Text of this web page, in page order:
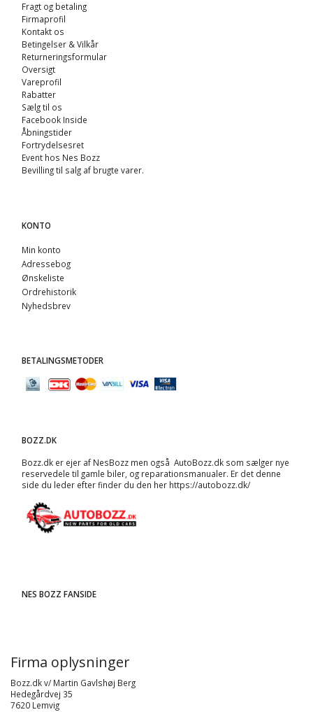
Fragt og betaling
Firmaprofil
Kontakt os
Betingelser & Vilkår
Returneringsformular
Oversigt
Vareprofil
Rabatter
Sælg til os
Facebook Inside
Åbningstider
Fortrydelsesret
Event hos Nes Bozz
Bevilling til salg af brugte varer.
KONTO
Min konto
Adressebog
Ønskeliste
Ordrehistorik
Nyhedsbrev
BETALINGSMETODER
BOZZ.DK
Bozz.dk er ejer af NesBozz men også AutoBozz.dk som sælger nye
reservedele til gamle biler, og reparationsmanualer. Er det denne
side du leder efter finder du den her https://autobozz.dk/
NES BOZZ FANSIDE
Firma oplysninger
Bozz.dk v/ Martin Gavlshøj Berg
Hedegårdvej 35
7620 Lemvig